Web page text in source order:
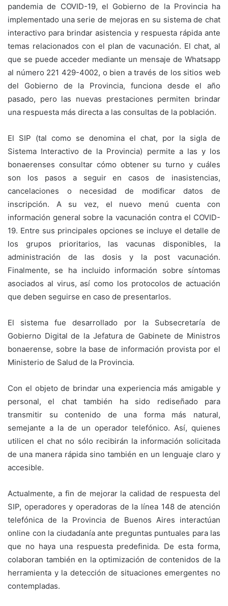
pandemia de COVID-19, el Gobierno de la Provincia ha
implementado una serie de mejoras en su sistema de chat
interactivo para brindar asistencia y respuesta rápida ante
temas relacionados con el plan de vacunación. El chat, al
que se puede acceder mediante un mensaje de Whatsapp
al número 221 429-4002, o bien a través de los sitios web
del Gobierno de la Provincia, funciona desde el año
pasado, pero las nuevas prestaciones permiten brindar
una respuesta más directa a las consultas de la población.
El SIP (tal como se denomina el chat, por la sigla de
Sistema Interactivo de la Provincia) permite a las y los
bonaerenses consultar cómo obtener su turno y cuáles
son los pasos a seguir en casos de inasistencias,
cancelaciones o necesidad de modificar datos de
inscripción. A su vez, el nuevo menú cuenta con
información general sobre la vacunación contra el COVID-
19. Entre sus principales opciones se incluye el detalle de
los grupos prioritarios, las vacunas disponibles, la
administración de las dosis y la post vacunación.
Finalmente, se ha incluido información sobre síntomas
asociados al virus, así como los protocolos de actuación
que deben seguirse en caso de presentarlos.
El sistema fue desarrollado por la Subsecretaría de
Gobierno Digital de la Jefatura de Gabinete de Ministros
bonaerense, sobre la base de información provista por el
Ministerio de Salud de la Provincia.
Con el objeto de brindar una experiencia más amigable y
personal, el chat también ha sido rediseñado para
transmitir su contenido de una forma más natural,
semejante a la de un operador telefónico. Así, quienes
utilicen el chat no sólo recibirán la información solicitada
de una manera rápida sino también en un lenguaje claro y
accesible.
Actualmente, a fin de mejorar la calidad de respuesta del
SIP, operadores y operadoras de la línea 148 de atención
telefónica de la Provincia de Buenos Aires interactúan
online con la ciudadanía ante preguntas puntuales para las
que no haya una respuesta predefinida. De esta forma,
colaboran también en la optimización de contenidos de la
herramienta y la detección de situaciones emergentes no
contempladas.